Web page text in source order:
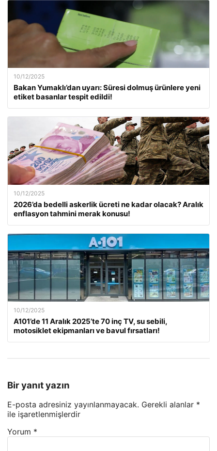
10/12/2025
Bakan Yumaklı’dan uyarı: Süresi dolmuş ürünlere yeni
etiket basanlar tespit edildi!
10/12/2025
2026’da bedelli askerlik ücreti ne kadar olacak? Aralık
enflasyon tahmini merak konusu!
10/12/2025
A101’de 11 Aralık 2025’te 70 inç TV, su sebili,
motosiklet ekipmanları ve bavul fırsatları!
Bir yanıt yazın
E-posta adresiniz yayınlanmayacak. Gerekli alanlar *
ile işaretlenmişlerdir
Yorum *